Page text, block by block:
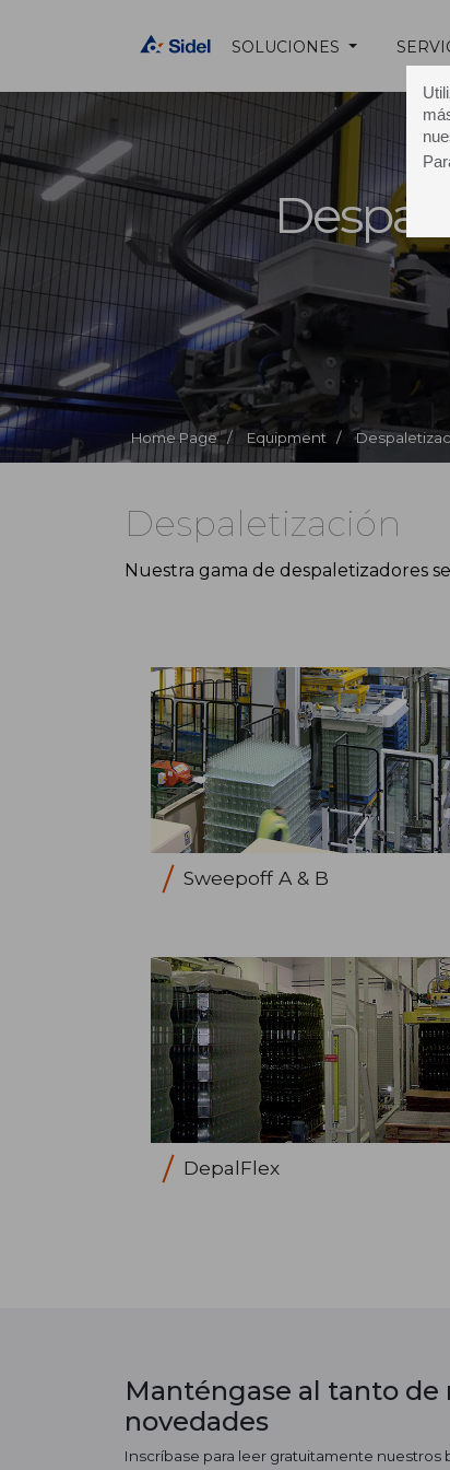
SOLUCIONES
Home Page / Equipment /
Despaletización
Nuestra gama de despaletizadores
Sweepoff A & B
DepalFlex
Manténgase al tanto
novedades
Inscríbase para leer gratuitamente nuestros